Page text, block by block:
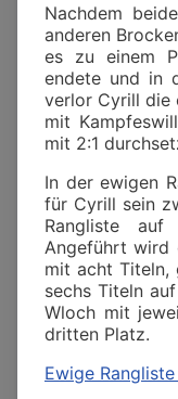
Nachdem
anderen
es zu einem
endete und in
verlor Cyrill die
mit
mit 2:1
In der ewigen
für Cyrill sein
Rangliste
Angeführt wird
mit acht Titeln,
sechs Titeln
Wloch mit
dritten Platz.
Ewige